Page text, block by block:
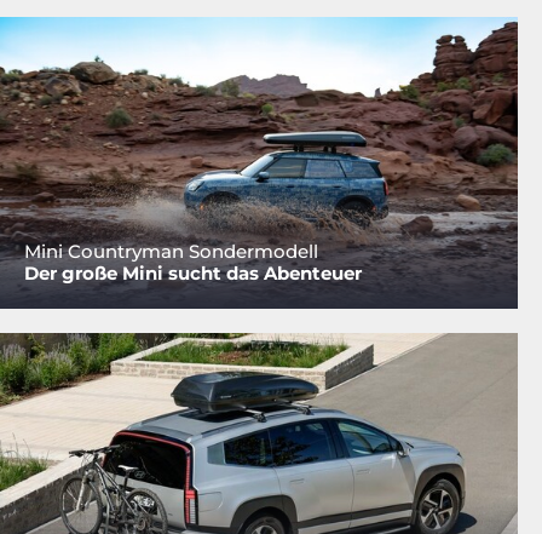
Mini Countryman Sondermodell
Der große Mini sucht das Abenteuer